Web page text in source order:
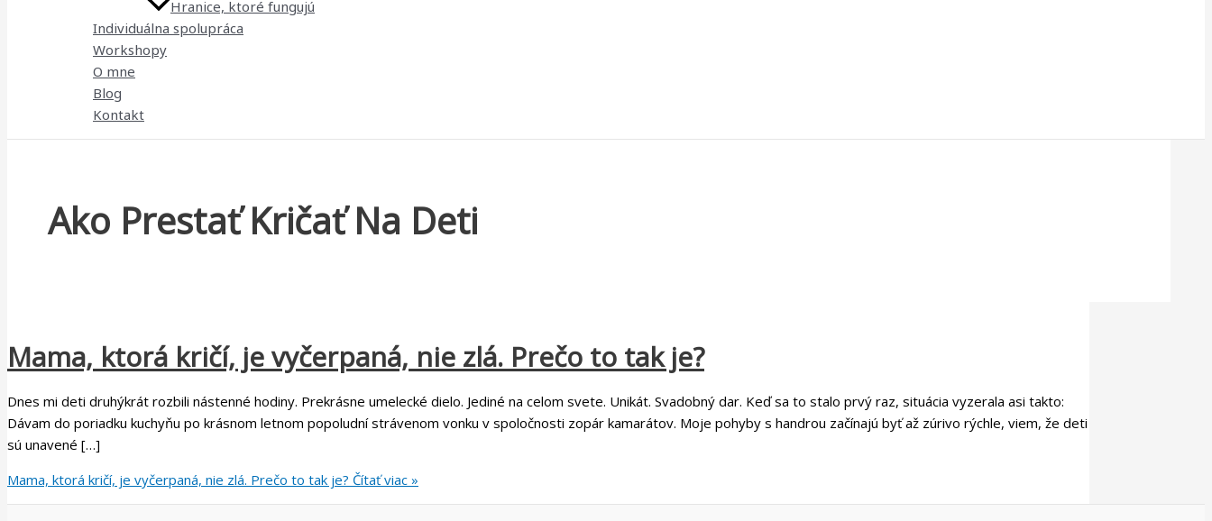
Hranice, ktoré fungujú
Individuálna spolupráca
Workshopy
O mne
Blog
Kontakt
Ako Prestať Kričať Na Deti
Mama, ktorá kričí, je vyčerpaná, nie zlá. Prečo to tak je?
Dnes mi deti druhýkrát rozbili nástenné hodiny. Prekrásne umelecké dielo. Jediné na celom svete. Unikát. Svadobný dar. Keď sa to stalo prvý raz, situácia vyzerala asi takto:
Dávam do poriadku kuchyňu po krásnom letnom popoludní strávenom vonku v spoločnosti zopár kamarátov. Moje pohyby s handrou začínajú byť až zúrivo rýchle, viem, že deti
sú unavené […]
Mama, ktorá kričí, je vyčerpaná, nie zlá. Prečo to tak je? Čítať viac »